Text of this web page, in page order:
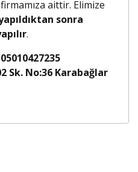
aittir. Elimize
sonra
.
- 05010427235
Sk. No:36 Karabağlar